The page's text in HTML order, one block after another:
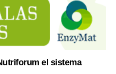
el sistema